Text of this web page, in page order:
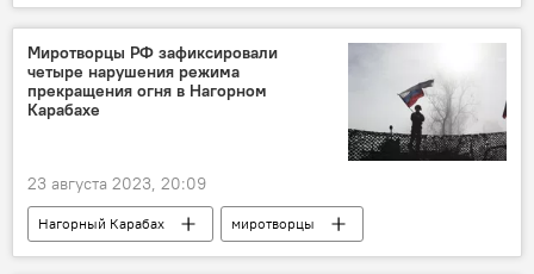
дипломат
Миротворцы РФ зафиксировали
четыре нарушения режима
прекращения огня в Нагорном
Карабахе
23 августа 2023, 20:09
Нагорный Карабах
миротворцы
РФ
нарушения